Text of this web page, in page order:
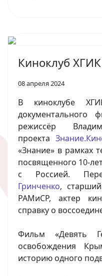
Киноклуб
08 апреля 2024
В киноклубе
документального
режиссёр
проекта
«Знание» в рамках
посвященного 10-
с Россией.
Гринченко,
РАМиСР, актер
справку о
Фильм «Девять
освобождения
историю одного